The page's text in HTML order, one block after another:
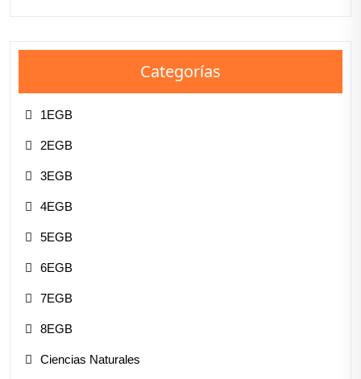
Categorías
1EGB
2EGB
3EGB
4EGB
5EGB
6EGB
7EGB
8EGB
Ciencias Naturales